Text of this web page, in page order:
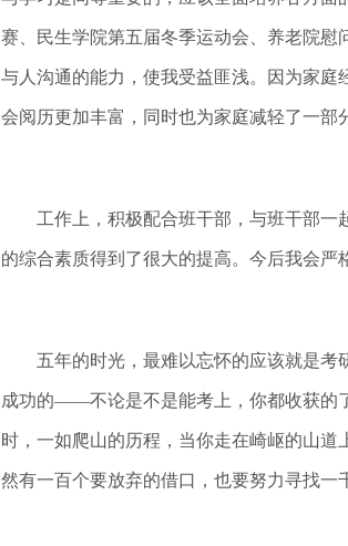
赛、民生学院第五届冬季运动会、养老院
与人沟通的能力，使我受益匪浅。因为家
会阅历更加丰富，同时也为家庭减轻了一部
工作上，积极配合班干部，与班干部一起
的综合素质得到了很大的提高。今后我会严
五年的时光，最难以忘怀的应该就是考研
成功的——不论是不是能考上，你都收获的
时，一如爬山的历程，当你走在崎岖的山
然有一百个要放弃的借口，也要努力寻找